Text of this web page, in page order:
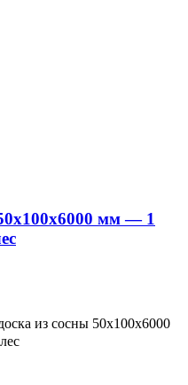
мм — 1
из сосны 50x100x6000